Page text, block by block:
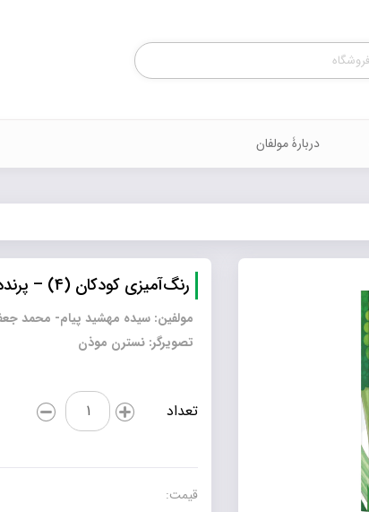
Products
search
دربارۀ مولفان
رنگ‌آمیزی کودکان (4) – پرنده‌ها
مولفین: سیده مهشید پیام- محمد
تصویرگر: نسترن موذن
تعداد
رنگ‌آمیزی
کودکان
-
قیمت: